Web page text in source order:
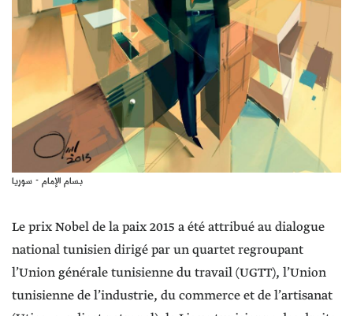
بسام الإمام - سوريا
Le prix Nobel de la paix 2015 a été attribué au dialogue
national tunisien dirigé par un quartet regroupant
l’Union générale tunisienne du travail (UGTT), l’Union
tunisienne de l’industrie, du commerce et de l’artisanat